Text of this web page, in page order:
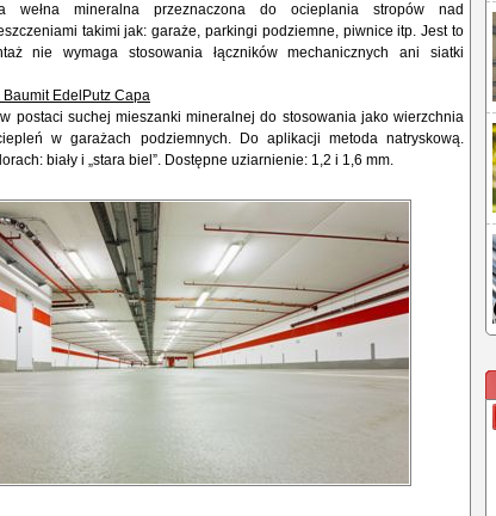
wełna mineralna przeznaczona do ocieplania stropów nad
takimi jak: garaże, parkingi podziemne, piwnice itp. Jest to
nie wymaga stosowania łączników mechanicznych ani siatki
EdelPutz Capa
postaci suchej mieszanki mineralnej do stosowania jako wierzchnia
w garażach podziemnych. Do aplikacji metoda natryskową.
biały i „stara biel”. Dostępne uziarnienie: 1,2 i 1,6 mm.